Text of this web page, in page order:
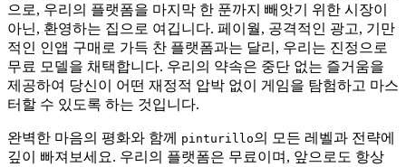
으로, 우리의 플랫폼을 마지막 한 푼까지 빼앗기 위한 시장이
아닌, 환영하는 집으로 여깁니다. 페이월, 공격적인 광고, 기만
적인 인앱 구매로 가득 찬 플랫폼과는 달리, 우리는 진정으로
무료 모델을 채택합니다. 우리의 약속은 중단 없는 즐거움을
제공하여 당신이 어떤 재정적 압박 없이 게임을 탐험하고 마스
터할 수 있도록 하는 것입니다.
완벽한 마음의 평화와 함께 pinturillo의 모든 레벨과 전략에
깊이 빠져보세요. 우리의 플랫폼은 무료이며, 앞으로도 항상